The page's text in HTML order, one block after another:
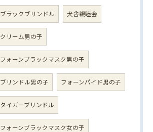
ブラックブリンドル 犬舎親睦会
クリーム男の子
フォーンブラックマスク男の子
ブリンドル男の子 フォーンパイド男の子
タイガーブリンドル
フォーンブラックマスク女の子